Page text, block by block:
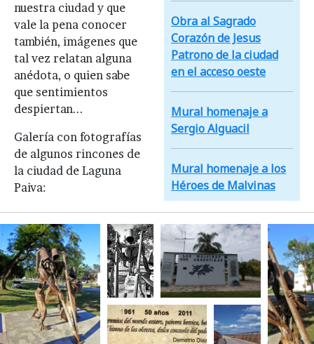
nuestra ciudad y que
vale la pena conocer
también, imágenes que
tal vez relatan alguna
anédota, o quien sabe
que sentimientos
despiertan...
Galería con fotografías
de algunos rincones de
la ciudad de Laguna
Paiva:
Obra al Sagrado
Corazón de Jesus
Patrono de la ciudad
en el acceso oeste
Mural homenaje a
Sergio Alguacil
Mural homenaje a los
Héroes de Malvinas